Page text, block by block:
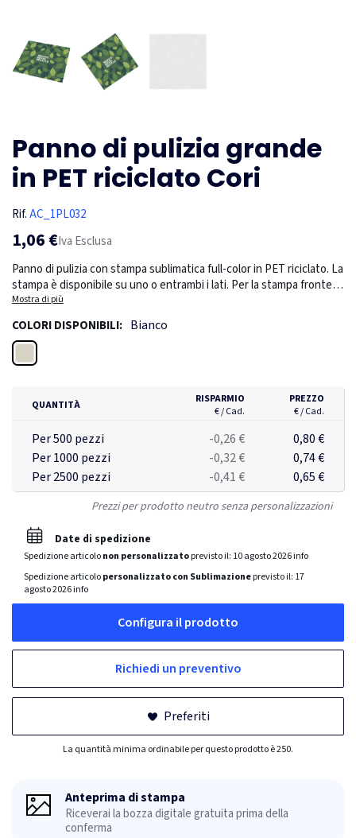
Panno di pulizia grande
in PET riciclato Cori
Rif.AC_1PL032
1,06 €Iva Esclusa
Panno di pulizia con stampa sublimatica full-color in PET riciclato. La
stampa è disponibile su uno o entrambi i lati. Per la stampa fronte-
retro, puoi scegliere tra l'opzione standard o quella piazzata
(piazzata significa che la stampa è allineata su entrambi i lati). Da
portare sempre con sé per pulire occhiali, touchscreen, cellulare o
tablet. Taglia: grande.
Mostra di più
COLORI DISPONIBILI: Bianco
QUANTITÀ
RISPARMIO
€ / Cad.
PREZZO
€ / Cad.
Per 500 pezzi -0,26 €
0,80 €
Per 1000 pezzi
-0,32 €
0,74 €
Per 2500 pezzi
-0,41 € 0,65 €
Prezzi per prodotto neutro senza personalizzazioni
Date di spedizione
Spedizione articolonon personalizzatoprevisto il: 10 agosto 2026info
Spedizione articolopersonalizzato con Sublimazioneprevisto il: 17
agosto 2026info
Configura il prodotto
Richiedi un preventivo
Preferiti
La quantità minima ordinabile per questo prodotto è 250.
Anteprima di stampa
Riceverai la bozza digitale gratuita prima della
conferma